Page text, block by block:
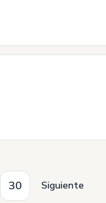
30 Siguiente